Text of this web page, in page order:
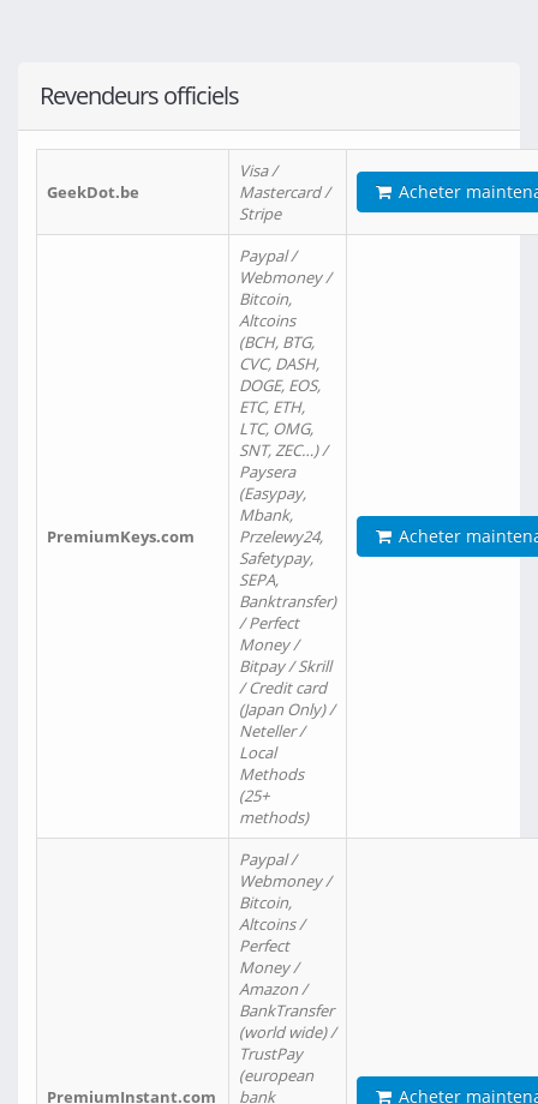
Revendeurs officiels
GeekDot.be
Visa /
Mastercard /
Stripe
Acheter
PremiumKeys.com
Paypal /
Webmoney /
Bitcoin,
Altcoins
(BCH, BTG,
CVC, DASH,
DOGE, EOS,
ETC, ETH,
LTC, OMG,
SNT, ZEC…) /
Paysera
(Easypay,
Mbank,
Przelewy24,
Safetypay,
SEPA,
Banktransfer)
/ Perfect
Money /
Bitpay / Skrill
/ Credit card
(Japan Only) /
Neteller /
Local
Methods
(25+
methods)
Acheter
PremiumInstant.com
Paypal /
Webmoney /
Bitcoin,
Altcoins /
Perfect
Money /
Amazon /
BankTransfer
(world wide) /
TrustPay
(european
bank
Acheter